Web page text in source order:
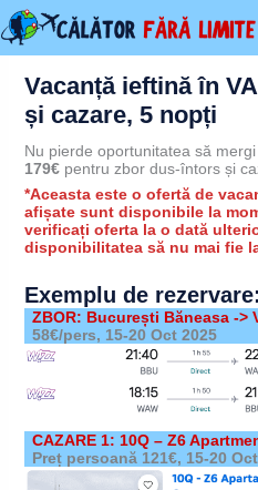
Skip
to
content
Vacanță ieftină în
și cazare, 5 nopți
Nu pierde oportunitatea să
179€pentru zbor dus-întors și
*Aceasta este o ofertă de
afișate sunt disponibile la
verificați oferta la o dată
disponibilitatea să nu mai fie
Exemplu de rezervare:
ZBOR: București Băneasa ->
58€/pers, 15-20 Oct 2025
CAZARE 1: 10Q – Z6
Preț persoană 121€, 15-20